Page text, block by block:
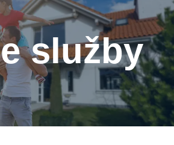
služby